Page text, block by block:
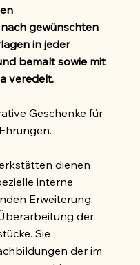
gewünschten
in jeder
bemalt sowie mit
veredelt.
Geschenke für
dienen
interne
Erweiterung,
der
Sie
der im